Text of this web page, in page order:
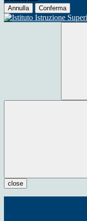
Annulla Conferma
close